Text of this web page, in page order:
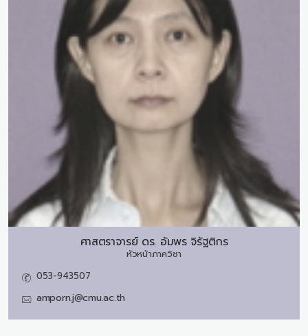
ศาสตราจารย์ ดร. อัมพร จิรัฐติกร
หัวหน้าภาควิชา
053-943507
amporn.j@cmu.ac.th